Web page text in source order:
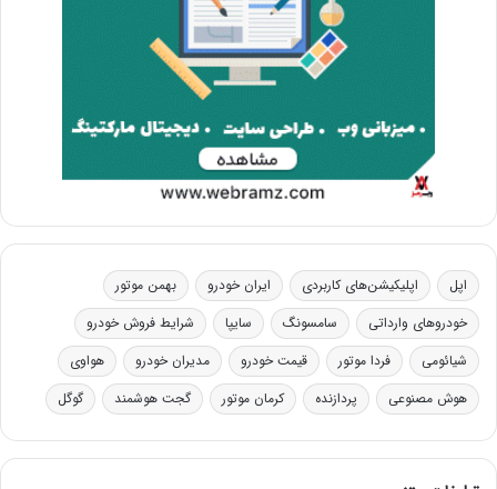
اپل اپلیکیشن‌های کاربردی ایران خودرو
بهمن موتور
خودروهای وارداتی
سامسونگ سایپا
شرایط فروش خودرو
شیائومی
فردا موتور قیمت خودرو مدیران خودرو
هواوی
هوش مصنوعی
پردازنده کرمان موتور گجت هوشمند گوگل